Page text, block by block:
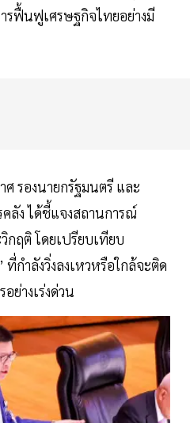
ฟื้นฟูเศรษฐกิจไทยอย่างมี
รองนายกรัฐมนตรี และ
คลัง ได้ชี้แจงสถานการณ์
กฤติ โดยเปรียบเทียบ
กำลังวิ่งลงเหวหรือใกล้จะติด
ย่างเร่งด่วน